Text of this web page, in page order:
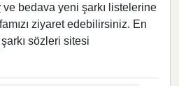
ve bedava yeni şarkı listelerine
ziyaret edebilirsiniz. En
sözleri sitesi